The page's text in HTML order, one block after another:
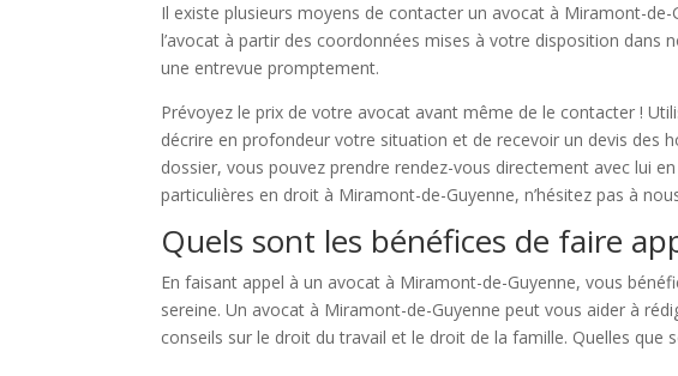
Il existe plusieurs moyens de contacter un avocat à Miramont-
l’avocat à partir des coordonnées mises à votre disposition dans
une entrevue promptement.
Prévoyez le prix de votre avocat avant même de le contacter !
décrire en profondeur votre situation et de recevoir un devis des
dossier, vous pouvez prendre rendez-vous directement avec lui
particulières en droit à Miramont-de-Guyenne, n’hésitez pas à
Quels sont les bénéfices de faire
En faisant appel à un avocat à Miramont-de-Guyenne, vous
sereine. Un avocat à Miramont-de-Guyenne peut vous aider à
conseils sur le droit du travail et le droit de la famille. Quelles